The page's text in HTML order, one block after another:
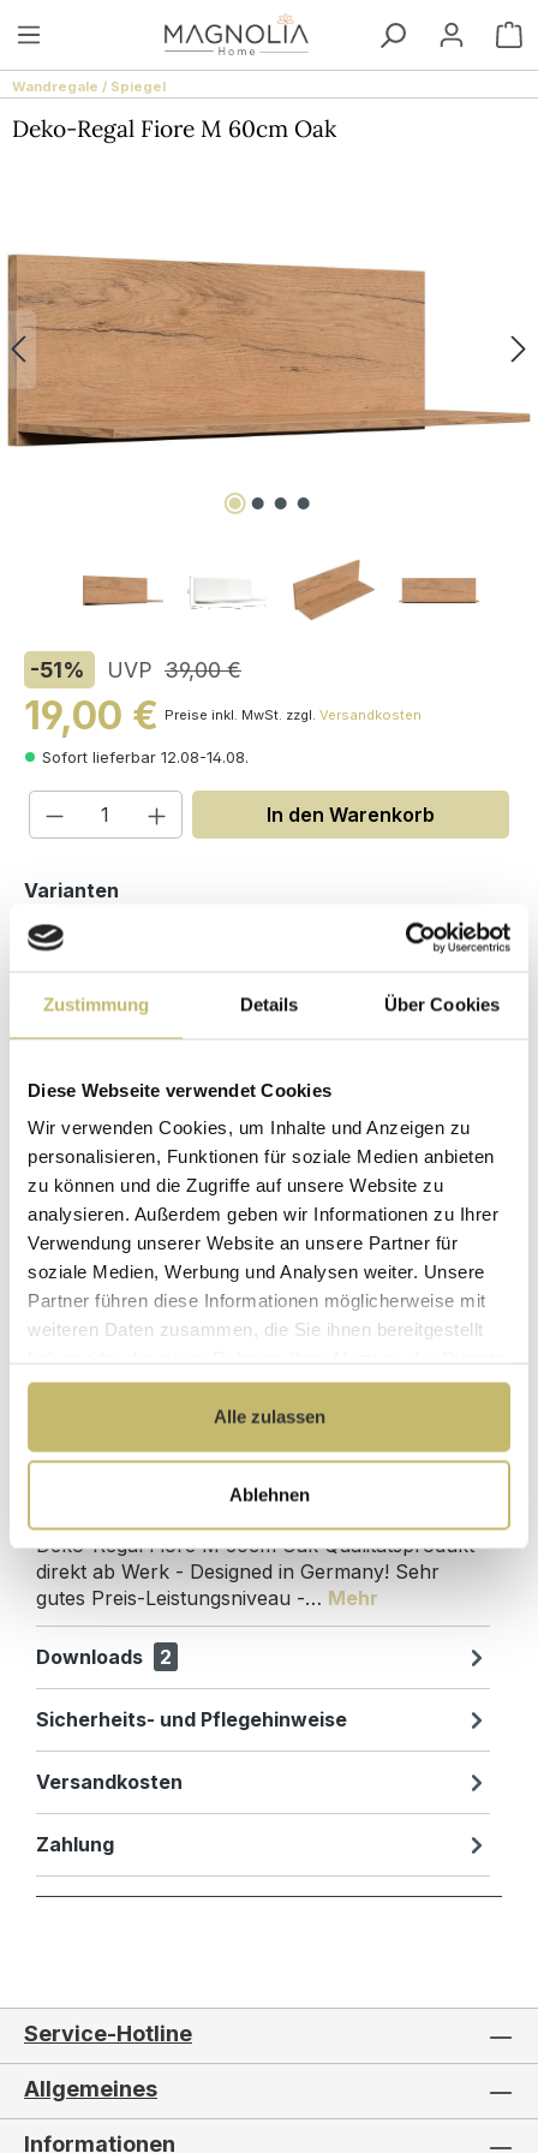
Zustimmung Details Über Cookies
Diese Webseite verwendet Cookies
Wir verwenden Cookies, um Inhalte und Anzeigen zu
personalisieren, Funktionen für soziale Medien anbieten
zu können und die Zugriffe auf unsere Website zu
analysieren. Außerdem geben wir Informationen zu Ihrer
Verwendung unserer Website an unsere Partner für
soziale Medien, Werbung und Analysen weiter. Unsere
Partner führen diese Informationen möglicherweise mit
weiteren Daten zusammen, die Sie ihnen bereitgestellt
gesammelt haben.
Alle zulassen
Ablehnen
Zum Hauptinhalt springen
Wandregale / Spiegel
Deko-Regal Fiore M 60cm Oak
-51% UVP 39,00 €
19,00 € Preise inkl. MwSt. zzgl. Versandkosten
Sofort lieferbar 12.08-14.08.
Produkt Anzahl: Gib den
In den Warenkorb
Varianten
Maße (H/B/T): 20 / 60 / 19.5 cm
Materialien
Herstellerpreis
ohne
Zwischenhändler
Kundenbetreuung
mit bester
Bewertung
Gut verpackt für
beschädigungsfreie
Lieferung
Designed in
Germany
1 Monat risikofreies
Rückgaberecht
Deko-Regal Fiore M 60cm Oak Qualitätsprodukt
direkt ab Werk - Designed in Germany! Sehr
gutes Preis-Leistungsniveau -… Mehr
Downloads 2
Sicherheits- und Pflegehinweise
Versandkosten
Zahlung
Service-Hotline
Allgemeines
Informationen